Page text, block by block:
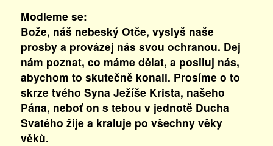
Modleme se:
Bože, náš nebeský Otče, vyslyš naše
prosby a provázej nás svou ochranou. Dej
nám poznat, co máme dělat, a posiluj nás,
abychom to skutečně konali. Prosíme o to
skrze tvého Syna Ježíše Krista, našeho
Pána, neboť on s tebou v jednotě Ducha
Svatého žije a kraluje po všechny věky
věků.